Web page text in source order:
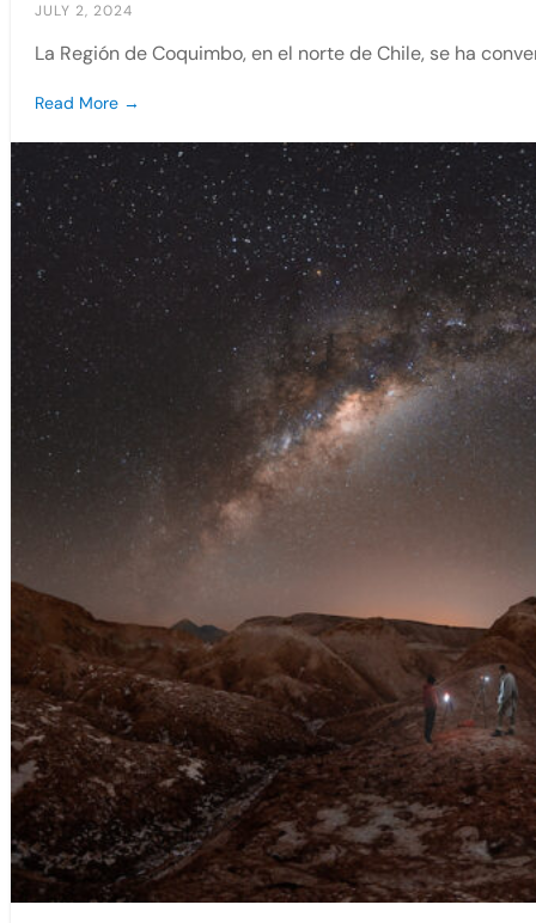
JULY 2, 2024
La Región de Coquimbo, en el norte de Chile, se ha
Read More →